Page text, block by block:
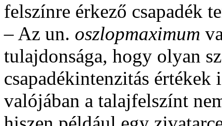
felszínre érkező csapadék
– Az un. oszlopmaximum
tulajdonsága, hogy olyan
csapadékintenzitás
valójában a talajfelszínt